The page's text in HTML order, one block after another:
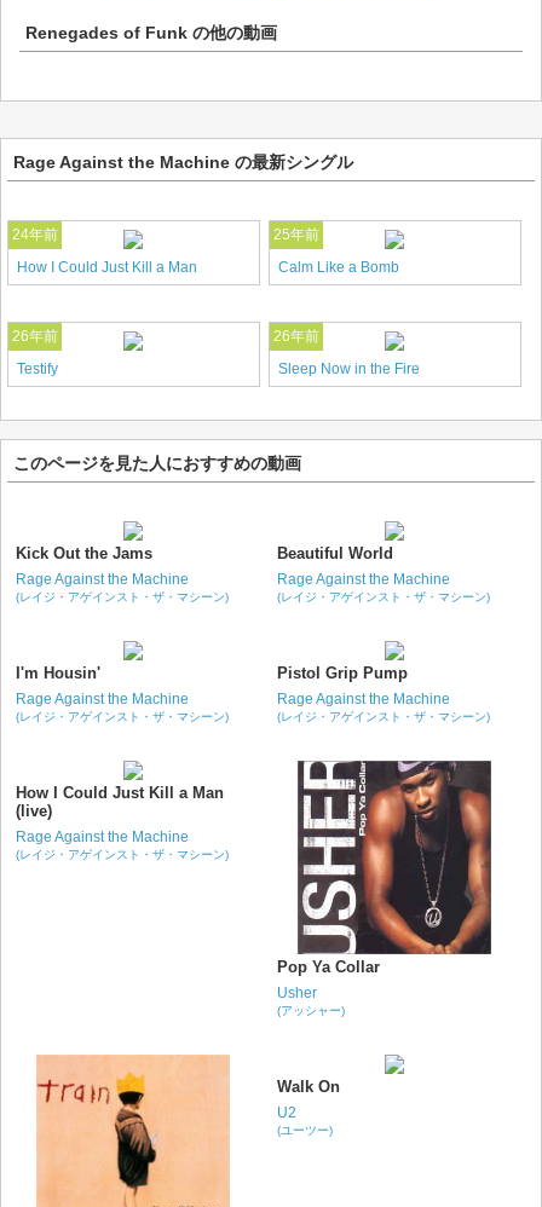
Renegades of Funk の他の動画
Rage Against the Machine の最新シングル
24年前
How I Could Just Kill a Man
25年前
Calm Like a Bomb
26年前
Testify
26年前
Sleep Now in the Fire
このページを見た人におすすめの動画
Kick Out the Jams
Rage Against the Machine
(レイジ・アゲインスト・ザ・マシーン)
Beautiful World
Rage Against the Machine
(レイジ・アゲインスト・ザ・マシーン)
I'm Housin'
Rage Against the Machine
(レイジ・アゲインスト・ザ・マシーン)
Pistol Grip Pump
Rage Against the Machine
(レイジ・アゲインスト・ザ・マシーン)
How I Could Just Kill a Man
(live)
Rage Against the Machine
(レイジ・アゲインスト・ザ・マシーン)
Pop Ya Collar
Usher
(アッシャー)
Walk On
U2
(ユーツー)